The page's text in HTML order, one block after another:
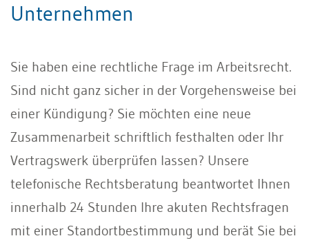
Unternehmen
Sie haben eine rechtliche Frage im Arbeitsrecht.
Sind nicht ganz sicher in der Vorgehensweise bei
einer Kündigung? Sie möchten eine neue
Zusammenarbeit schriftlich festhalten oder Ihr
Vertragswerk überprüfen lassen? Unsere
telefonische Rechtsberatung beantwortet Ihnen
innerhalb 24 Stunden Ihre akuten Rechtsfragen
mit einer Standortbestimmung und berät Sie bei